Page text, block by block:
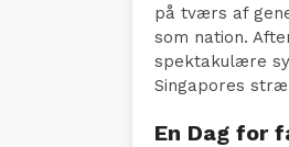
på tværs af
som nation.
spektakulære
Singapores
En Dag for